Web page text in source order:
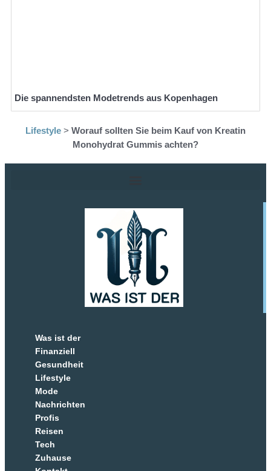
Die spannendsten Modetrends aus Kopenhagen
Lifestyle > Worauf sollten Sie beim Kauf von Kreatin
Monohydrat Gummis achten?
Was ist der
Finanziell
Gesundheit
Lifestyle
Mode
Nachrichten
Profis
Reisen
Tech
Zuhause